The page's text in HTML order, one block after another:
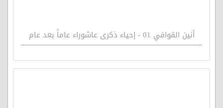
أنين القوافي 01 - إحياء ذكرى عاشوراء عاماً بعد عام